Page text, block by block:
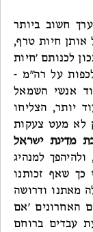
חשוב ביותר
אותן חיות טרף,
לכנותם 'חיות
על רה"מ -
אנשי השמאל
יותר, הצליחו
לא מעט צעקות
מדינת ישראל
למנהיג
כך שאף זכותנו
מאתנו ודרושה
האחרונים 'אם
עבדים ברוחם